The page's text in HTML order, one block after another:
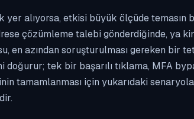
alıyorsa, etkisi büyük ölçüde temasın
çözümleme talebi gönderdiğinde, ya
en azından soruşturulması gereken bir
doğurur; tek bir başarılı tıklama, MFA
tamamlanması için yukarıdaki